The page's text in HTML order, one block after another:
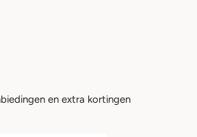
en extra kortingen